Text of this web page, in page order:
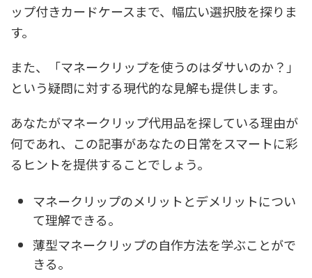
ップ付きカードケースまで、幅広い選択肢を探りま
す。
また、「マネークリップを使うのはダサいのか？」
という疑問に対する現代的な見解も提供します。
あなたがマネークリップ代用品を探している理由が
何であれ、この記事があなたの日常をスマートに彩
るヒントを提供することでしょう。
マネークリップのメリットとデメリットについ
て理解できる。
薄型マネークリップの自作方法を学ぶことがで
きる。